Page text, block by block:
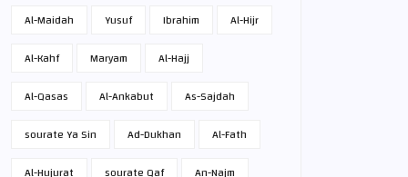
Al-Maidah
Yusuf Ibrahim
Al-Hijr
Al-Kahf
Maryam
Al-Hajj
Al-Qasas
Al-Ankabut
As-Sajdah
sourate Ya Sin
Ad-Dukhan
Al-Fath
Al-Hujurat
sourate Qaf
An-Najm